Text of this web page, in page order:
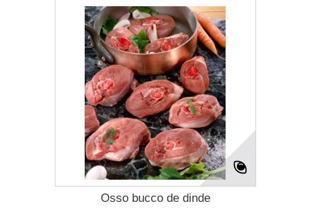
Osso bucco de dinde